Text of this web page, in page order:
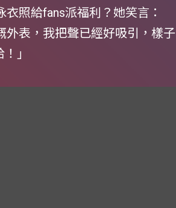
照給fans派福利？她笑言：
外表，我把聲已經好吸引，樣子
」